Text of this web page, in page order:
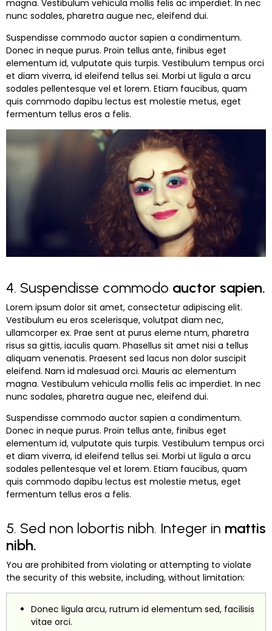
magna. Vestibulum vehicula mollis felis ac imperdiet. In nec
nunc sodales, pharetra augue nec, eleifend dui.
Suspendisse commodo auctor sapien a condimentum.
Donec in neque purus. Proin tellus ante, finibus eget
elementum id, vulputate quis turpis. Vestibulum tempus orci
et diam viverra, id eleifend tellus sei. Morbi ut ligula a arcu
sodales pellentesque vel et lorem. Etiam faucibus, quam
quis commodo dapibu lectus est molestie metus, eget
fermentum tellus eros a felis.
4. Suspendisse commodo auctor sapien.
Lorem ipsum dolor sit amet, consectetur adipiscing elit.
Vestibulum eu eros scelerisque, volutpat diam nec,
ullamcorper ex. Prae sent at purus eleme ntum, pharetra
risus sa gittis, iaculis quam. Phasellus sit amet nisi a tellus
aliquam venenatis. Praesent sed lacus non dolor suscipit
eleifend. Nam id malesuad orci. Mauris ac elementum
magna. Vestibulum vehicula mollis felis ac imperdiet. In nec
nunc sodales, pharetra augue nec, eleifend dui.
Suspendisse commodo auctor sapien a condimentum.
Donec in neque purus. Proin tellus ante, finibus eget
elementum id, vulputate quis turpis. Vestibulum tempus orci
et diam viverra, id eleifend tellus sei. Morbi ut ligula a arcu
sodales pellentesque vel et lorem. Etiam faucibus, quam
quis commodo dapibu lectus est molestie metus, eget
fermentum tellus eros a felis.
5. Sed non lobortis nibh. Integer in mattis
nibh.
You are prohibited from violating or attempting to violate
the security of this website, including, without limitation:
Donec ligula arcu, rutrum id elementum sed, facilisis
vitae orci.